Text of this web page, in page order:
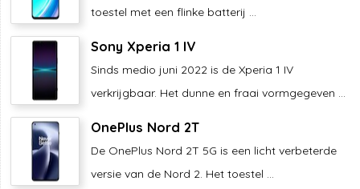
toestel met een flinke batterij ...
Sony Xperia 1 IV
Sinds medio juni 2022 is de Xperia 1 IV
verkrijgbaar. Het dunne en fraai vormgegeven ...
OnePlus Nord 2T
De OnePlus Nord 2T 5G is een licht verbeterde
versie van de Nord 2. Het toestel ...